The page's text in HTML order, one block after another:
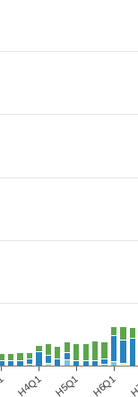
H4Q1 H5Q1 H6Q1